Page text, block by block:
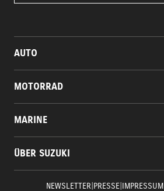
AUTO
MOTORRAD
MARINE
ÜBER SUZUKI
NEWSLETTER| PRESSE| IMPRESSUM|